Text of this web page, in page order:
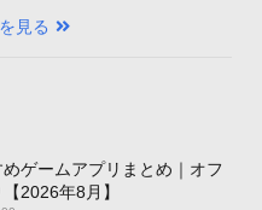
見る
ゲームアプリまとめ｜オフ
2026年8月】